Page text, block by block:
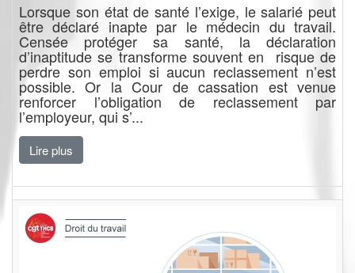
Lorsque son état de santé l’exige, le salarié peut
être déclaré inapte par le médecin du travail.
Censée protéger sa santé, la déclaration
d’inaptitude se transforme souvent en risque de
perdre son emploi si aucun reclassement n’est
possible. Or la Cour de cassation est venue
renforcer l’obligation de reclassement par
l’employeur, qui s’...
Lire plus